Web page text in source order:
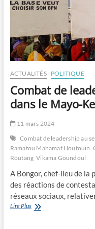
ACTUALITÉS POLITIQUE
Combat de
dans le Mayo-
11 mars 2024
Combat de leadership au
Ramatou Mahamat Houtouin
Routang Vikama Goundoul
A Bongor, chef-lieu de la
des réactions de
réseaux sociaux,
Lire PlusCombat